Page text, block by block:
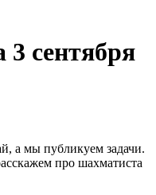
3 сентября
а мы публикуем задачи.
про шахматиста